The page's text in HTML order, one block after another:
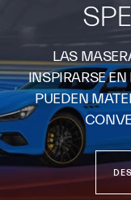
LAS
INSPIRARSE
PUEDEN